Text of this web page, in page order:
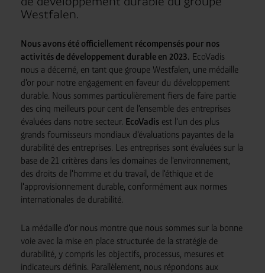
disponibles ou sans que tous les droits des personnes
concernées soient applicables. Vous pouvez procéder à
catégories en cliquant sur « Ajuster ». Rejetez tous les
cookies facultatifs en cliquant sur « Rejeter les cookies
inutiles ».
Vous pouvez révoquer ou modifier votre
consentement à tout moment en utilisant le lien
cookie dans le pied de page du site.
Westfalen.
Nous avons été officiellement récompensés pour nos
activités de développement durable en 2023. EcoVadis
nous a décerné, en tant que groupe Westfalen, une médaille
d'or pour notre engagement en faveur du développement
durable. Nous sommes particulièrement fiers de faire partie
des cinq meilleurs pour cent de l'ensemble des entreprises
évaluées dans notre secteur. EcoVadisest l'un des plus
grands fournisseurs mondiaux d'évaluations payantes de la
durabilité des entreprises. Les entreprises sont évaluées sur la
base de 21 critères dans les domaines de l'environnement,
des droits de l'homme et du travail, de l'éthique et de
l'approvisionnement durable, conformément aux normes
internationales de durabilité.
La médaille d'or nous montre que nous sommes sur la bonne
voie avec la mise en place structurée de la stratégie de
durabilité, y compris les objectifs, processus, mesures et
indicateurs définis. Parallèlement, nous répondons aux